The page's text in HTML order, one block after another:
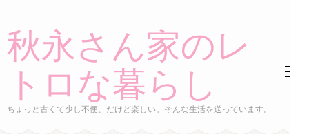
テ
へ
秋永さん家のレ
トロな暮らし
ちょっと古くて少し不便、だけど楽しい。そんな生活を送っています。